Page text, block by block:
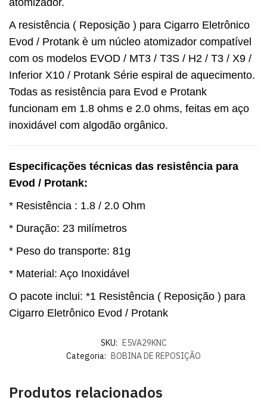
atomizador.
A resistência ( Reposição ) para Cigarro Eletrônico
Evod / Protank è um núcleo atomizador compatível
com os modelos EVOD / MT3 / T3S / H2 / T3 / X9 /
Inferior X10 / Protank Série espiral de aquecimento.
Todas as resistência para Evod e Protank
funcionam em 1.8 ohms e 2.0 ohms, feitas em aço
inoxidável com algodão orgânico.
Especificações técnicas das resistência para
Evod / Protank:
* Resistência : 1.8 / 2.0 Ohm
* Duração: 23 milímetros
* Peso do transporte: 81g
* Material: Aço Inoxidável
O pacote inclui: *1 Resistência ( Reposição ) para
Cigarro Eletrônico Evod / Protank
SKU:
E5VA29KNC
Categoria:
BOBINA DE REPOSIÇÃO
Produtos relacionados